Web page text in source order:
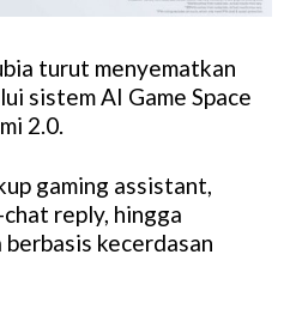
turut menyematkan
sistem AI Game Space
2.0.
gaming assistant,
reply, hingga
kecerdasan